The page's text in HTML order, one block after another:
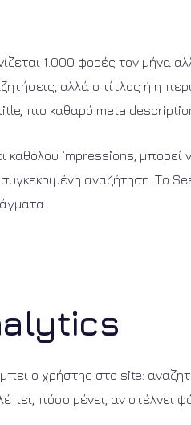
1.000 φορές τον μήνα
αλλά ο τίτλος ή η
πιο καθαρό meta
καθόλου impressions,
αναζήτηση. Το
μπει ο χρήστης στο site:
πόσο μένει, αν